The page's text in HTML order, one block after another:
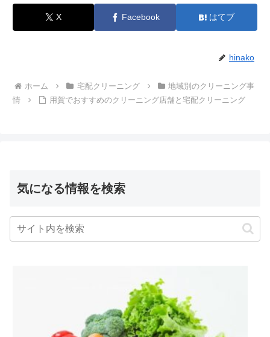
X Facebook はてブ
hinako
ホーム 宅配クリーニング
地域別のクリーニング事
情
用賀でおすすめのクリーニング店舗と宅配クリーニング
気になる情報を検索